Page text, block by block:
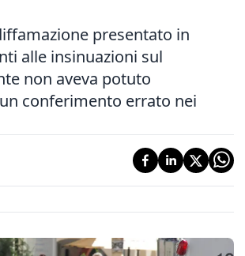
presentato in
alle insinuazioni sul
non aveva potuto
conferimento errato nei